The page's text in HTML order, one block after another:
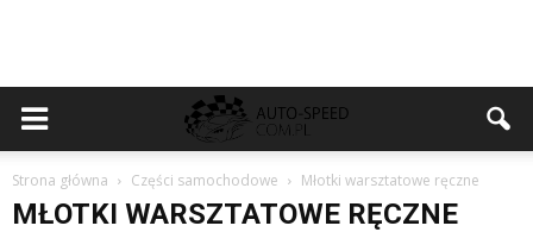
Strona główna Części samochodowe Młotki warsztatowe ręczne
MŁOTKI WARSZTATOWE RĘCZNE